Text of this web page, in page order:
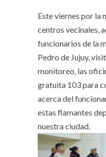
Este viernes por la
centros vecinales,
funcionarios de la
Pedro de Jujuy,
monitoreo, las
gratuita 103 para
acerca del
estas flamantes
nuestra ciudad.